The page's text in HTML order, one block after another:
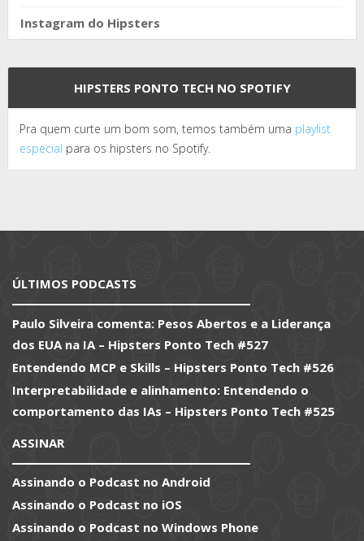
Instagram do Hipsters
HIPSTERS PONTO TECH NO SPOTIFY
Pra quem curte um bom som, temos também uma playlist
especial para os hipsters no Spotify.
ÚLTIMOS PODCASTS
Paulo Silveira comenta: Pesos Abertos e a Liderança
dos EUA na IA – Hipsters Ponto Tech #527
Entendendo MCP e Skills – Hipsters Ponto Tech #526
Interpretabilidade e alinhamento: Entendendo o
comportamento das IAs – Hipsters Ponto Tech #525
ASSINAR
Assinando o Podcast no Android
Assinando o Podcast no iOS
Assinando o Podcast no Windows Phone